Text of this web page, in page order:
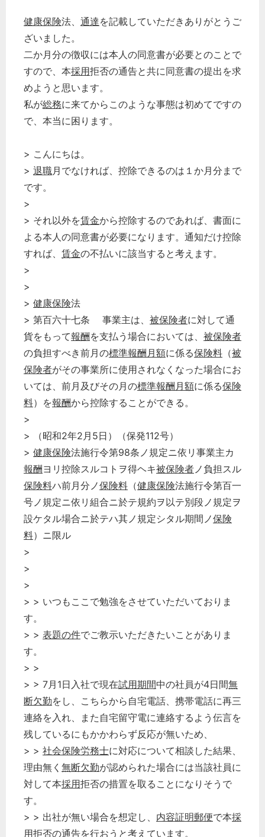
健康保険法、 通達を記載していただきありがとうご
ざいました。
二か月分の徴収には本人の同意書が必要とのことで
すので、本採用拒否の通告と共に同意書の提出を求
めようと思います。
私が総務に来てからこのような事態は初めてですの
で、本当に困ります。
> こんにちは。
> 退職月でなければ、控除できるのは１か月分まで
です。
>
> それ以外を賃金から控除するのであれば、書面に
よる本人の同意書が必要になります。通知だけ控除
すれば、 賃金の不払いに該当すると考えます。
>
>
> 健康保険法
> 第百六十七条 事業主は、 被保険者に対して通
貨をもって報酬を支払う場合においては、 被保険者
の負担すべき前月の標準報酬月額に係る保険料 （被
保険者がその事業所に使用されなくなった場合にお
いては、前月及びその月の標準報酬月額に係る保険
料）を報酬から控除することができる。
>
> （昭和2年2月5日）（保発112号）
> 健康保険法施行令第98条ノ規定ニ依リ事業主カ
報酬ヨリ控除スルコトヲ得ヘキ被保険者ノ負担スル
保険料ハ前月分ノ保険料 （健康保険法施行令第百一
号ノ規定ニ依リ組合ニ於テ規約ヲ以テ別段ノ規定ヲ
設ケタル場合ニ於テハ其ノ規定シタル期間ノ保険
料）ニ限ル
>
>
>
> > いつもここで勉強をさせていただいておりま
す。
> > 表題の件でご教示いただきたいことがありま
す。
> >
> > 7月1日入社で現在試用期間中の社員が4日間無
断欠勤をし、こちらから自宅電話、携帯電話に再三
連絡を入れ、また自宅留守電に連絡するよう伝言を
残しているにもかかわらず反応が無いため、
> > 社会保険労務士に対応について相談した結果、
理由無く 無断欠勤が認められた場合には当該社員に
対して本採用拒否の措置を取ることになりそうで
す。
> > 出社が無い場合を想定し、 内容証明郵便で本採
用拒否の通告を行おうと考えています。
どのカテゴリーに投稿しますか？
選択してください
税務経理
企業法務